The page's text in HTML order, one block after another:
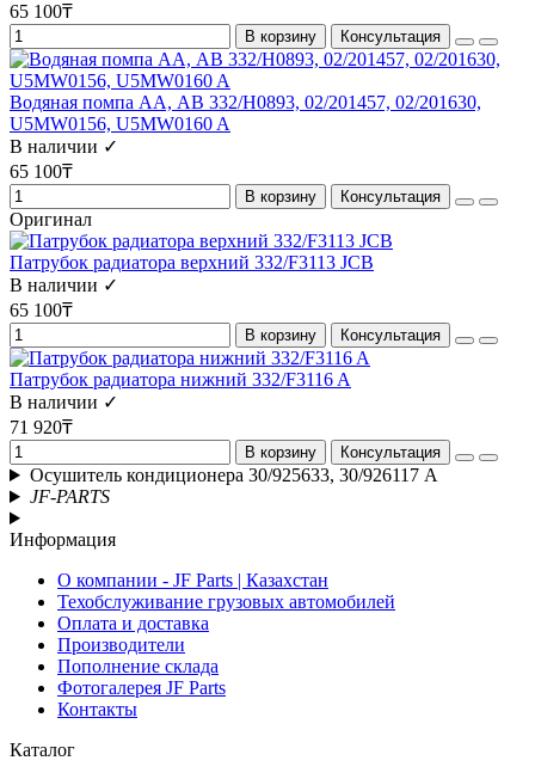
65 100₸
В корзину Консультация
Водяная помпа AA, АВ 332/H0893, 02/201457, 02/201630,
U5MW0156, U5MW0160 A
В наличии ✓
65 100₸
В корзину Консультация
Оригинал
Патрубок радиатора верхний 332/F3113 JCB
В наличии ✓
65 100₸
В корзину Консультация
Патрубок радиатора нижний 332/F3116 A
В наличии ✓
71 920₸
В корзину Консультация
Осушитель кондиционера 30/925633, 30/926117 А
JF-PARTS
Информация
О компании - JF Parts | Казахстан
Техобслуживание грузовых автомобилей
Оплата и доставка
Производители
Пополнение склада
Фотогалерея JF Parts
Контакты
Каталог